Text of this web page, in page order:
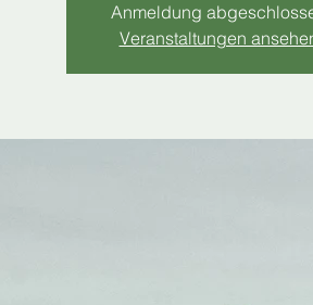
Anmeldung
Veranstaltungen